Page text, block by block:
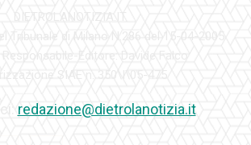
redazione@dietrolanotizia.it